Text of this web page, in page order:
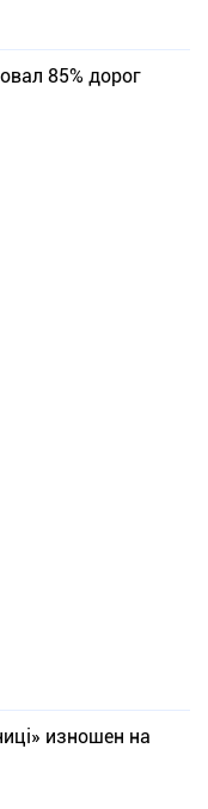
85% дорог
изношен на